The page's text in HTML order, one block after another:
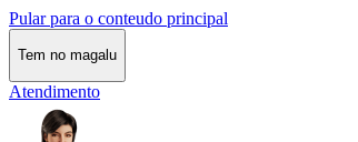
Pular para o conteudo principal
Tem no magalu
Atendimento